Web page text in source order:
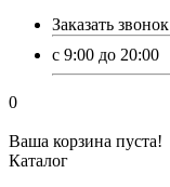
Заказать звонок
с 9:00 до 20:00
0
Ваша корзина пуста!
Каталог